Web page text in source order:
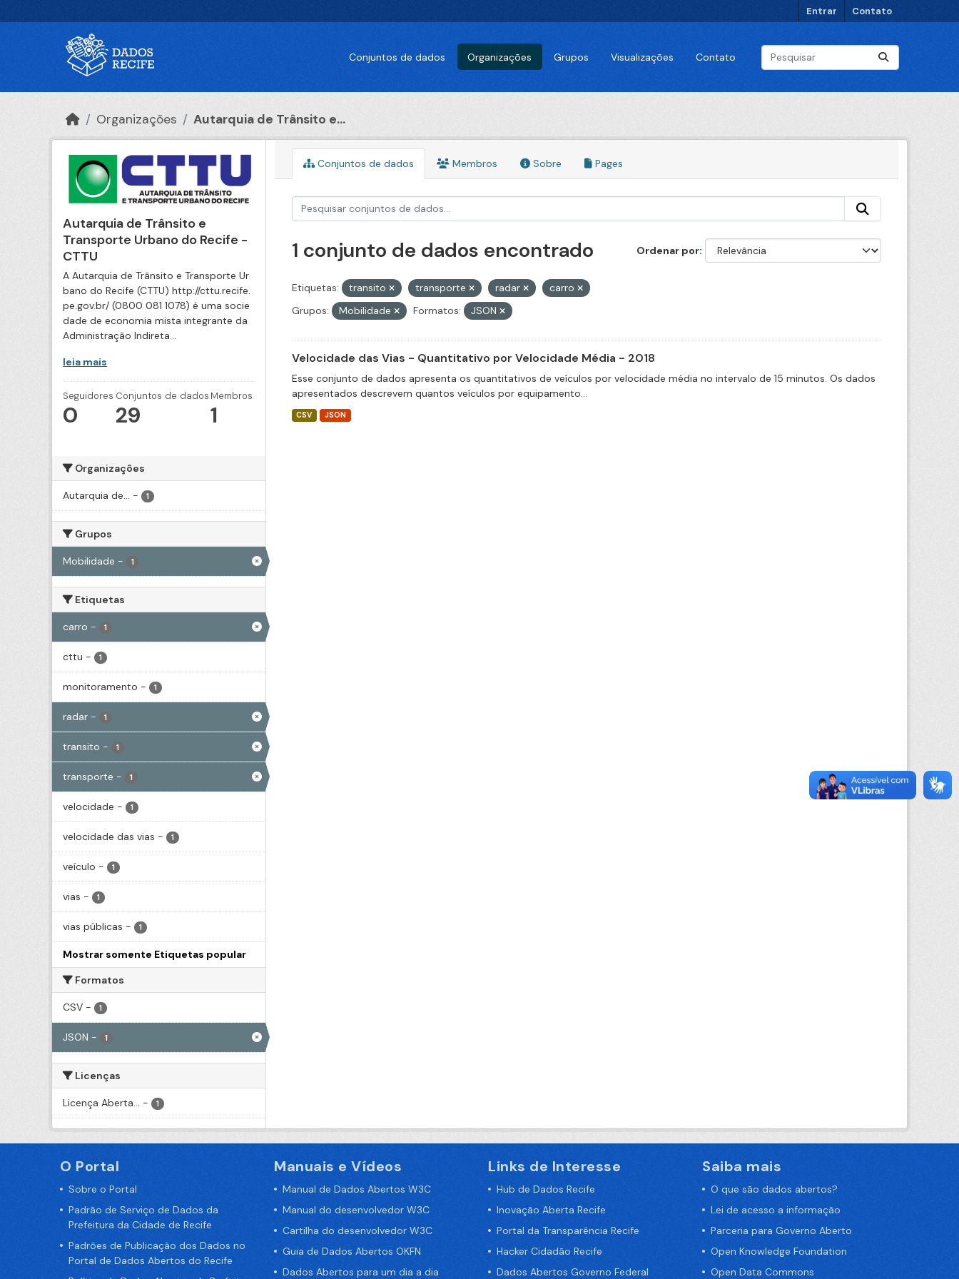
Entrar Contato
Conjuntos de dados Organizações Grupos Visualizações Contato
Organizações Autarquia de Trânsito e...
Autarquia de Trânsito e
Transporte Urbano do Recife -
CTTU
A Autarquia de Trânsito e Transporte Ur
bano do Recife (CTTU) http://cttu.recife.
pe.gov.br/ (0800 081 1078) é uma socie
dade de economia mista integrante da
Administração Indireta...
leia mais
Seguidores
0
Conjuntos de dados
29
Membros
1
Organizações
Autarquia de... - 1
Grupos
Mobilidade - 1
Etiquetas
carro - 1
cttu - 1
monitoramento - 1
radar - 1
transito - 1
transporte - 1
velocidade - 1
velocidade das vias - 1
veículo - 1
vias - 1
vias públicas - 1
Mostrar somente Etiquetas popular
Formatos
CSV - 1
JSON - 1
Licenças
Licença Aberta... - 1
Conjuntos de dados Membros Sobre Pages
Ordenar por
1 conjunto de dados encontrado
Etiquetas: transito transporte radar
carro
Grupos:
Mobilidade Formatos: JSON
Velocidade das Vias - Quantitativo por Velocidade Média - 2018
Esse conjunto de dados apresenta os quantitativos de veículos por velocidade média no intervalo de 15 minutos. Os dados
apresentados descrevem quantos veículos por equipamento...
CSV JSON
O Portal
Sobre o Portal
Padrão de Serviço de Dados da
Prefeitura da Cidade de Recife
Padrões de Publicação dos Dados no
Portal de Dados Abertos do Recife
Manuais e Vídeos
Manual de Dados Abertos W3C
Manual do desenvolvedor W3C
Cartilha do desenvolvedor W3C
Guia de Dados Abertos OKFN
Dados Abertos para um dia a dia
Links de Interesse
Hub de Dados Recife
Inovação Aberta Recife
Portal da Transparência Recife
Hacker Cidadão Recife
Dados Abertos Governo Federal
Saiba mais
O que são dados abertos?
Lei de acesso a informação
Parceria para Governo Aberto
Open Knowledge Foundation
Open Data Commons